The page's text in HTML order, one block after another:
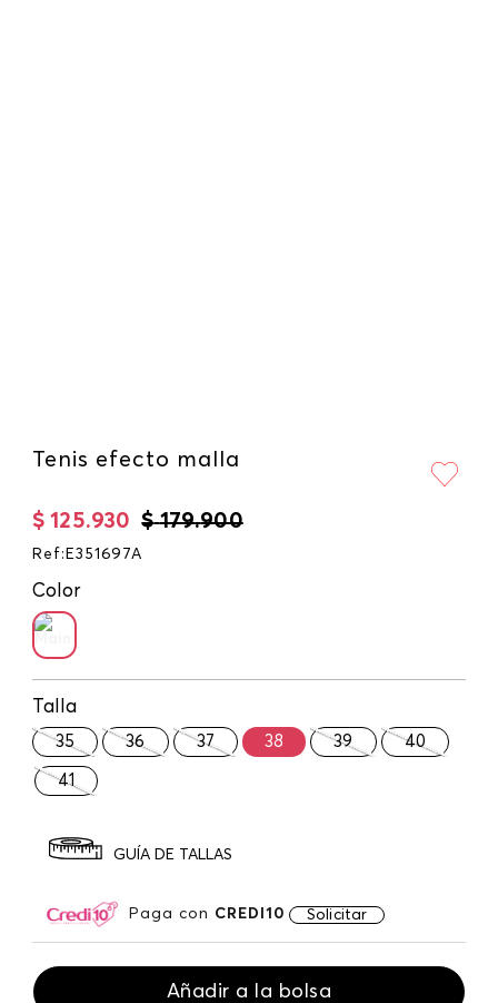
Tenis efecto malla
$ 179.900
$ 125.930
Ref : E351697A
Color
Talla
35 36 37 38 39 40
41
GUÍA DE TALLAS
Paga con CREDI10 Solicitar
Añadir a la bolsa